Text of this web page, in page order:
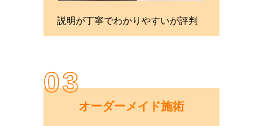
説明が丁寧でわかりやすいが評判
03
オーダーメイド施術